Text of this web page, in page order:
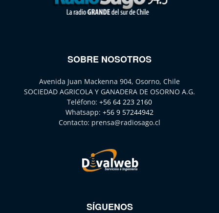
SOBRE NOSOTROS
Avenida Juan Mackenna 904, Osorno, Chile
SOCIEDAD AGRICOLA Y GANADERA DE OSORNO A.G.
Teléfono: +56 64 223 2160
Whatsapp: +56 9 57244942
Contacto: prensa@radiosago.cl
SÍGUENOS